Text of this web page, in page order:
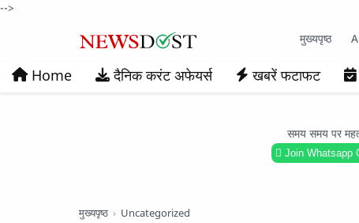
-->
मुख्यपृष्ठ
Home दैनिक करंट अफेयर्स खबरें फटाफट
समय समय पर
Join Whatsapp
मुख्यपृष्ठ Uncategorized